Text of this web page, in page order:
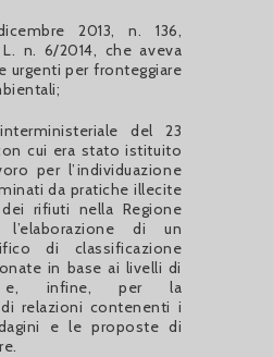
2013, n. 136,
n. 6/2014, che aveva
urgenti per fronteggiare
del 23
cui era stato istituito
per l’individuazione
da pratiche illecite
rifiuti nella Regione
l’elaborazione di un
di classificazione
in base ai livelli di
e, infine, per la
relazioni contenenti i
e le proposte di